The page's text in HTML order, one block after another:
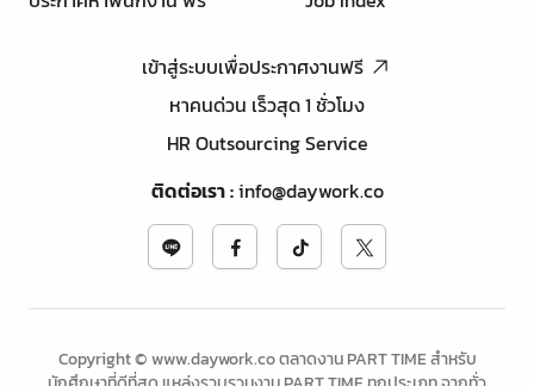
เข้าสู่ระบบเพื่อประกาศงานฟรี
หาคนด่วน เร็วสุด 1 ชั่วโมง
HR Outsourcing Service
ติดต่อเรา:info@daywork.co
Copyright © www.daywork.co ตลาดงาน PART TIME สำหรับ